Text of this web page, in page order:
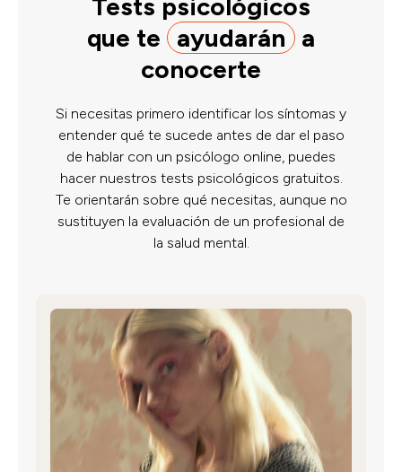
Tests psicológicos
que te ayudarán a
conocerte
Si necesitas primero identificar los síntomas y
entender qué te sucede antes de dar el paso
de hablar con un psicólogo online, puedes
hacer nuestros tests psicológicos gratuitos.
Te orientarán sobre qué necesitas, aunque no
sustituyen la evaluación de un profesional de
la salud mental.